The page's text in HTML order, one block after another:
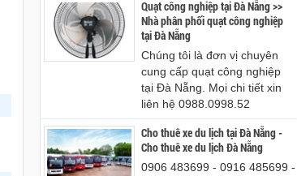
Quạt công nghiệp tại Đà Nẵng >>
Nhà phân phối quạt công nghiệp
tại Đà Nẵng
Chúng tôi là đơn vị chuyên
cung cấp quạt công nghiệp
tại Đà Nẵng. Mọi chi tiết xin
liên hệ 0988.0998.52
Cho thuê xe du lịch tại Đà Nẵng -
Cho thuê xe du lịch Đà Nẵng
0906 483699 - 0916 485699 -